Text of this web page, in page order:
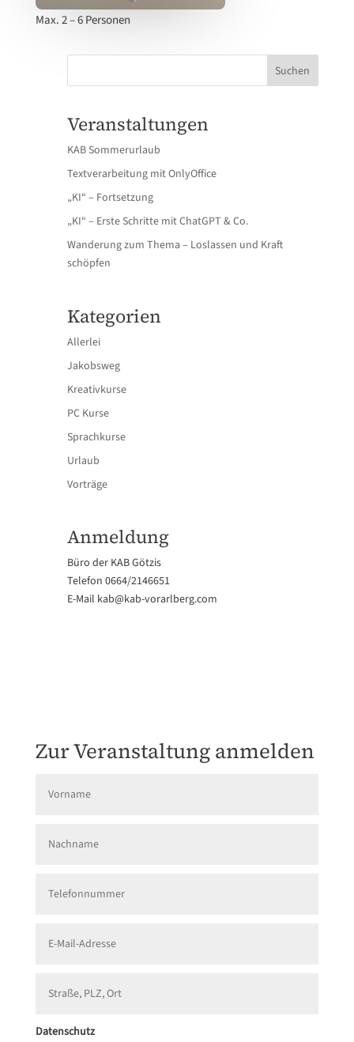
Max. 2 – 6 Personen
Suchen
Veranstaltungen
KAB Sommerurlaub
Textverarbeitung mit OnlyOffice
„KI“ – Fortsetzung
„KI“ – Erste Schritte mit ChatGPT & Co.
Wanderung zum Thema – Loslassen und Kraft
schöpfen
Kategorien
Allerlei
Jakobsweg
Kreativkurse
PC Kurse
Sprachkurse
Urlaub
Vorträge
Anmeldung
Büro der KAB Götzis
Telefon 0664/2146651
E-Mail kab@kab-vorarlberg.com
Zur Veranstaltung anmelden
Datenschutz